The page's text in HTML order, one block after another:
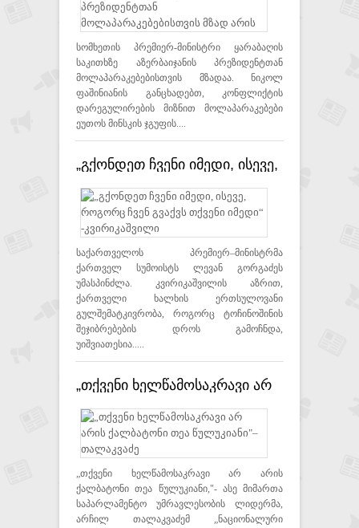
მოლაპარაკებებისთვის მზად
არის
სომხეთის პრემიერ-მინისტრი ყარაბაღის
საკითხზე აზერბაიჯანის პრეზიდენტთან
მოლაპარაკებებისთვის მზადაა. ნიკოლ
ფაშინიანის განცხადებთ, კონფლიქტის
დარეგულირების მიზნით მოლაპარაკებები
ეუთოს მინსკის ჯგუფის....
„გქონდეთ ჩვენი იმედი, ისევე,
როგორც ჩვენ გვაქვს თქვენი
იმედი“ -კვირიკაშვილი
საქართველოს პრემიერ–მინისტრმა
ქართველ სუმოისტს ლევან გორგაძეს
უმასპინძლა. კვირიკაშვილის აზრით,
ქართველი ხალხის ერთსულოვანი
გულშემატკივრობა, როგორც ტოჩინოშინის
შეჯიბრებების დროს გამოჩნდა,
უიშვიათესია.....
„თქვენი ხელწამოსაკრავი არ
არის ქალბატონი თეა
წულუკიანი"– თალაკვაძე
„თქვენი ხელწამოსაკრავი არ არის
ქალბატონი თეა წულუკიანი,"- ასე მიმართა
საპარლამენტო უმრავლესობის ლიდერმა,
არჩილ თალაკვაძემ „ნაციონალური